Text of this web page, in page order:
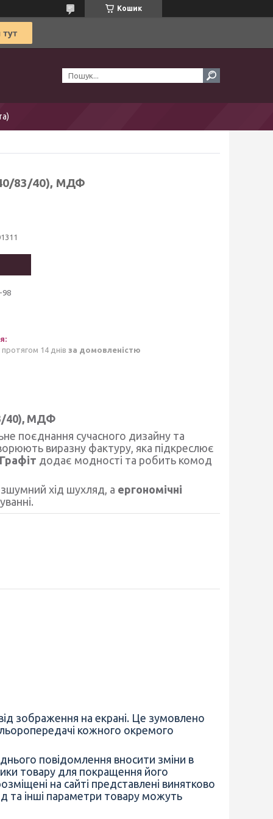
Кошик
83/40), МДФ
98
14 днів за домовленістю
40), МДФ
поєднання сучасного дизайну та
виразну фактуру, яка підкреслює
додає модності та робить комод
хід шухляд, а ергономічні
зображення на екрані. Це зумовлено
кожного окремого
повідомлення вносити зміни в
товару для покращення його
на сайті представлені винятково
та інші параметри товару можуть